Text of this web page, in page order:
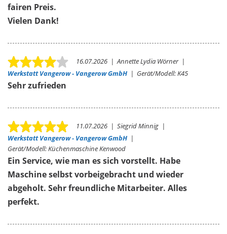
fairen Preis.
Vielen Dank!
16.07.2026 |Annette Lydia Wörner|
Werkstatt Vangerow - Vangerow GmbH | Gerät/Modell:K45
Sehr zufrieden
11.07.2026 | Siegrid Minnig |
Werkstatt Vangerow - Vangerow GmbH |
Gerät/Modell:Küchenmaschine Kenwood
Ein Service, wie man es sich vorstellt. Habe
Maschine selbst vorbeigebracht und wieder
abgeholt. Sehr freundliche Mitarbeiter. Alles
perfekt.